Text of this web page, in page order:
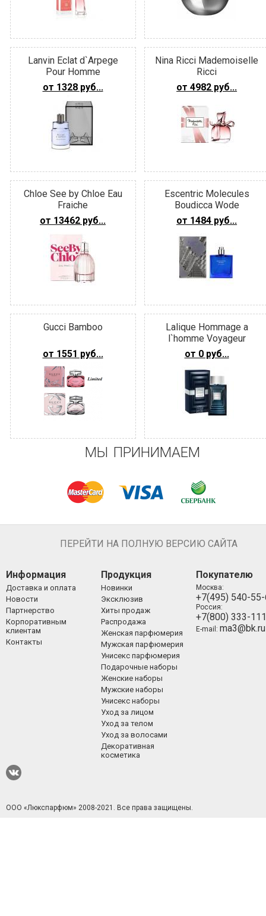
Lanvin Eclat d`Arpege
Pour Homme
от 1328 руб...
Nina Ricci Mademoiselle
Ricci
от 4982 руб...
Chloe See by Chloe Eau
Fraiche
от 13462 руб...
Escentric Molecules
Boudicca Wode
от 1484 руб...
Gucci Bamboo
от 1551 руб...
Lalique Hommage a
l`homme Voyageur
от 0 руб...
МЫ ПРИНИМАЕМ
ПЕРЕЙТИ НА ПОЛНУЮ ВЕРСИЮ САЙТА
Информация
Доставка и оплата
Новости
Партнерство
Корпоративным
клиентам
Контакты
Продукция
Новинки
Эксклюзив
Хиты продаж
Распродажа
Женская парфюмерия
Мужская парфюмерия
Унисекс парфюмерия
Подарочные наборы
Женские наборы
Мужские наборы
Унисекс наборы
Уход за лицом
Уход за телом
Уход за волосами
Декоративная
косметика
Покупателю
Москва:
+7(495) 540-
Россия:
+7(800) 333-
E-mail: ma3@bk.ru
ООО «Люкспарфюм» 2008-2021. Все права защищены.